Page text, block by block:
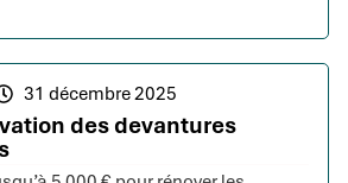
31 décembre 2025
des devantures